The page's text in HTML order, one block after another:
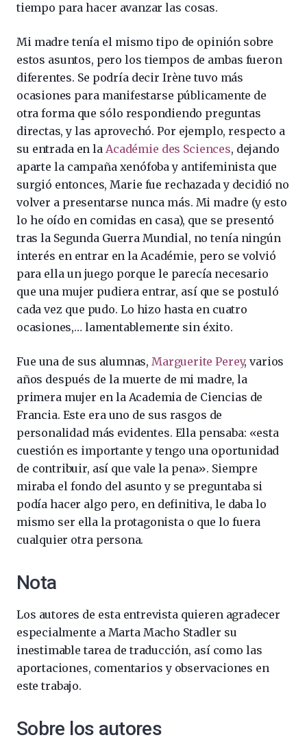
tiempo para hacer avanzar las cosas.
Mi madre tenía el mismo tipo de opinión sobre
estos asuntos, pero los tiempos de ambas fueron
diferentes. Se podría decir Irène tuvo más
ocasiones para manifestarse públicamente de
otra forma que sólo respondiendo preguntas
directas, y las aprovechó. Por ejemplo, respecto a
su entrada en laAcadémie des Sciences, dejando
aparte la campaña xenófoba y antifeminista que
surgió entonces, Marie fue rechazada y decidió no
volver a presentarse nunca más. Mi madre (y esto
lo he oído en comidas en casa), que se presentó
tras la Segunda Guerra Mundial, no tenía ningún
interés en entrar en la Académie, pero se volvió
para ella un juego porque le parecía necesario
que una mujer pudiera entrar, así que se postuló
cada vez que pudo. Lo hizo hasta en cuatro
ocasiones,… lamentablemente sin éxito.
Fue una de sus alumnas,Marguerite Perey, varios
años después de la muerte de mi madre, la
primera mujer en la Academia de Ciencias de
Francia. Este era uno de sus rasgos de
personalidad más evidentes. Ella pensaba: «esta
cuestión es importante y tengo una oportunidad
de contribuir, así que vale la pena». Siempre
miraba el fondo del asunto y se preguntaba si
podía hacer algo pero, en definitiva, le daba lo
mismo ser ella la protagonista o que lo fuera
cualquier otra persona.
Nota
Los autores de esta entrevista quieren agradecer
especialmente a Marta Macho Stadler su
inestimable tarea de traducción, así como las
aportaciones, comentarios y observaciones en
este trabajo.
Sobre los autores